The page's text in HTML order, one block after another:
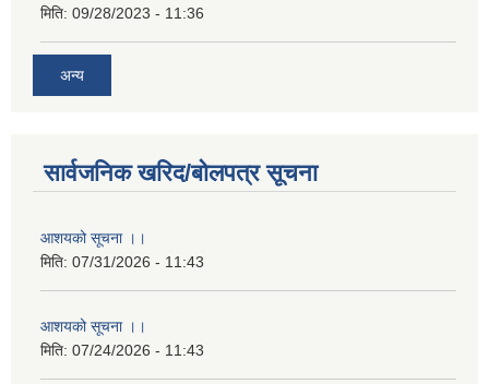
मिति: 09/28/2023 - 11:36
अन्य
सार्वजनिक खरिद/बोलपत्र सूचना
आशयको सूचना ।।
मिति: 07/31/2026 - 11:43
आशयको सूचना ।।
मिति: 07/24/2026 - 11:43